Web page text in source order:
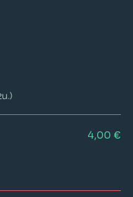
4,00 €